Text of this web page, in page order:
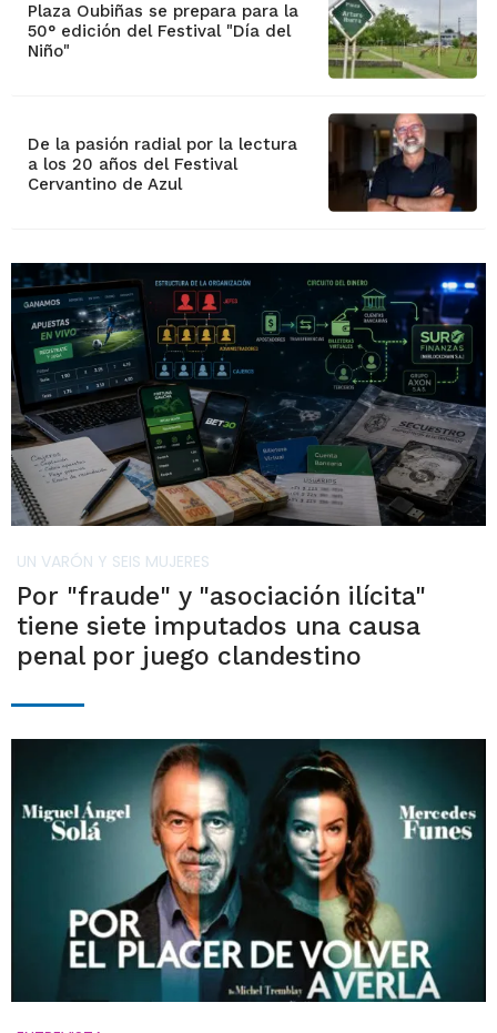
Plaza Oubiñas se prepara para la
50° edición del Festival "Día del
Niño"
De la pasión radial por la lectura
a los 20 años del Festival
Cervantino de Azul
UN VARÓN Y SEIS MUJERES
Por "fraude" y "asociación ilícita"
tiene siete imputados una causa
penal por juego clandestino